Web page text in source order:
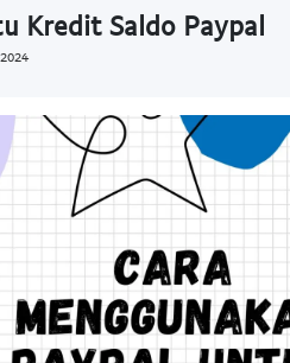
Kredit Saldo Paypal